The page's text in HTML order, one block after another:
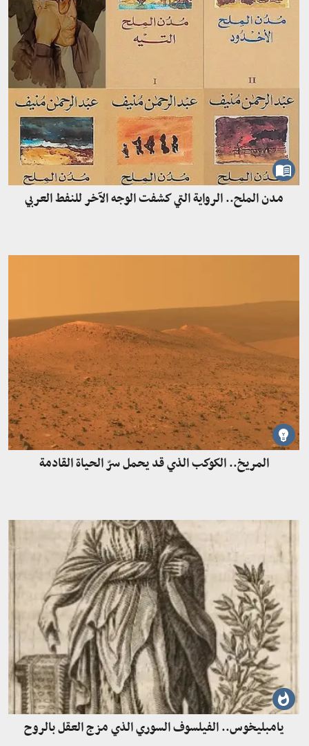
مدن الملح.. الرواية التي كشفت الوجه الآخر للنفط العربي
المريخ.. الكوكب الذي قد يحمل سرّ الحياة القادمة
يامبليخوس.. الفيلسوف السوري الذي مزج العقل بالروح